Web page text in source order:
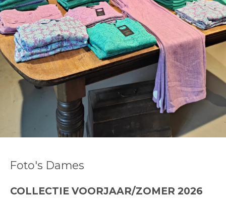
Foto's Dames
COLLECTIE VOORJAAR/ZOMER 2026